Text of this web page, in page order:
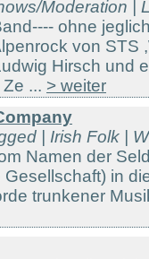
Moderation |
ohne
von STS
Hirsch und
... > weiter
| Irish Folk |
Namen der
in
trunkener